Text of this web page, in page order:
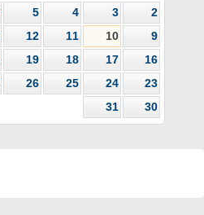
2
3
4
5
9
10
11
12
16
17
18
19
23
24
25
26
30
31